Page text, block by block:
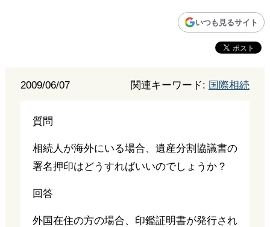
いつも見るサイト
2009/06/07 関連キーワード: 国際相続
質問
相続人が海外にいる場合、遺産分割協議書の
署名押印はどうすればいいのでしょうか？
回答
外国在住の方の場合、印鑑証明書が発行され